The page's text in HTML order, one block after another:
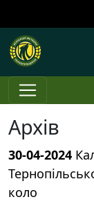
Архів
30-04-2024
коло